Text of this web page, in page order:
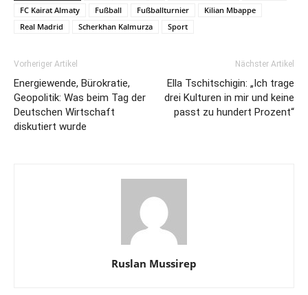
FC Kairat Almaty
Fußball Fußballturnier
Kilian Mbappe
Real Madrid
Scherkhan Kalmurza Sport
Vorheriger Artikel
Energiewende, Bürokratie,
Geopolitik: Was beim Tag der
Deutschen Wirtschaft
diskutiert wurde
Nächster Artikel
Ella Tschitschigin: „Ich trage
drei Kulturen in mir und keine
passt zu hundert Prozent“
Ruslan Mussirep